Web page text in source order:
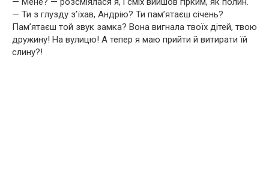
— Ти з глузду з’їхав, Андрію? Ти пам’ятаєш січень?
Пам’ятаєш той звук замка? Вона вигнала твоїх дітей, твою
дружину! На вулицю! А тепер я маю прийти й витирати їй
слину?!